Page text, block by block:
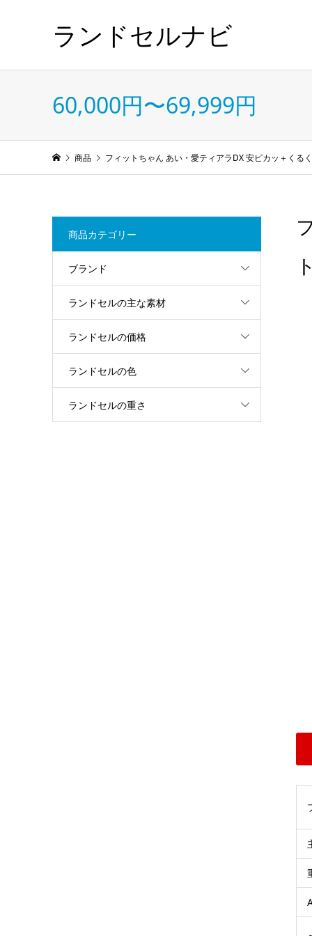
ランドセルナビ
60,000円〜69,999円
商品 フィットちゃん あい・愛ティアラDX 安ピカッ＋くる
商品カテゴリー
ブランド
ランドセルの主な素材
ランドセルの価格
ランドセルの色
ランドセルの重さ